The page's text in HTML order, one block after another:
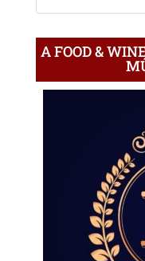
A FOOD &